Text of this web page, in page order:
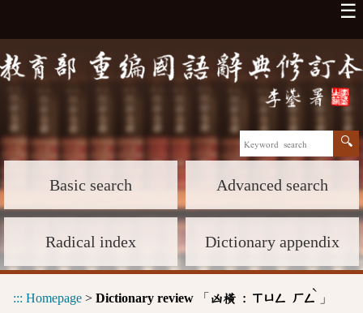
☰
Basic search Advanced search
Radical index Dictionary appendix
::: Homepage > Dictionary review 「 凶橫 : ㄒㄩㄥ ㄏㄥ
ˋ
」